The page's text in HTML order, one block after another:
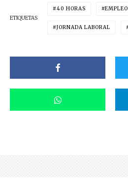
ETIQUETAS
40 HORAS EMPLEO
JORNADA LABORAL